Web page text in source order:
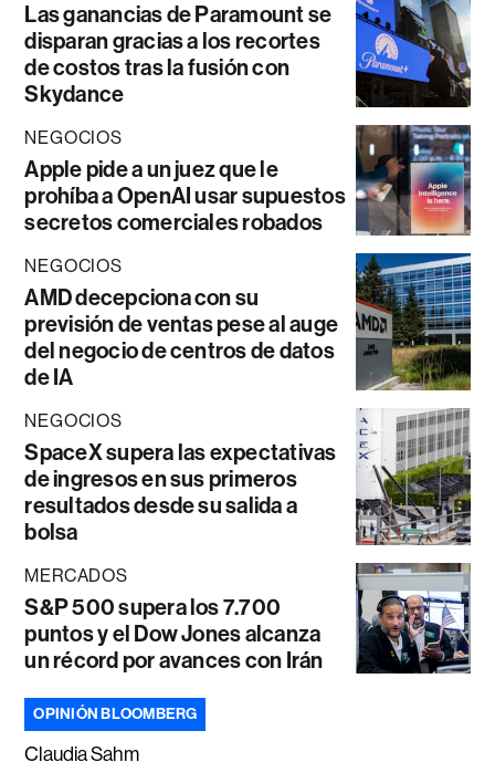
Las ganancias de Paramount se
disparan gracias a los recortes
de costos tras la fusión con
Skydance
NEGOCIOS
Apple pide a un juez que le
prohíba a OpenAI usar supuestos
secretos comerciales robados
NEGOCIOS
AMD decepciona con su
previsión de ventas pese al auge
del negocio de centros de datos
de IA
NEGOCIOS
SpaceX supera las expectativas
de ingresos en sus primeros
resultados desde su salida a
bolsa
MERCADOS
S&P 500 supera los 7.700
puntos y el Dow Jones alcanza
un récord por avances con Irán
OPINIÓN BLOOMBERG
Claudia Sahm